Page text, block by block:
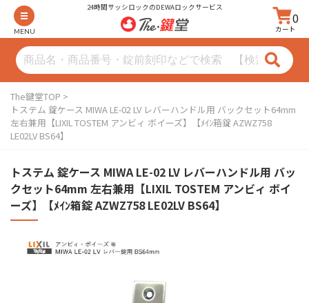
MENU
24時間サッシロックのDEWAロックサービス
0
カート
The鍵堂TOP
トステム 錠ケース MIWA LE-02 LV レバーハンドル用 バックセット64mm
左右兼用【LIXIL TOSTEM アンビィ ボイーズ】【ﾒｲﾝ箱錠 AZWZ758
LE02LV BS64】
トステム 錠ケース MIWA LE-02 LV レバーハンドル用 バッ
クセット64mm 左右兼用【LIXIL TOSTEM アンビィ ボイ
ーズ】【ﾒｲﾝ箱錠 AZWZ758 LE02LV BS64】